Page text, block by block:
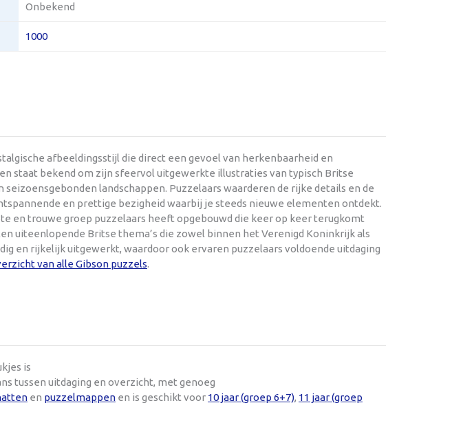
Onbekend
1000
afbeeldingsstijl die direct een gevoel van herkenbaarheid en
staat bekend om zijn sfeervol uitgewerkte illustraties van typisch Britse
landschappen. Puzzelaars waarderen de rijke details en de
en prettige bezigheid waarbij je steeds nieuwe elementen ontdekt.
en trouwe groep puzzelaars heeft opgebouwd die keer op keer terugkomt
uiteenlopende Britse thema’s die zowel binnen het Verenigd Koninkrijk als
en rijkelijk uitgewerkt, waardoor ook ervaren puzzelaars voldoende uitdaging
van alle Gibson puzzels.
is
tussen uitdaging en overzicht, met genoeg
en puzzelmappen en is geschikt voor 10 jaar (groep 6+7), 11 jaar (groep